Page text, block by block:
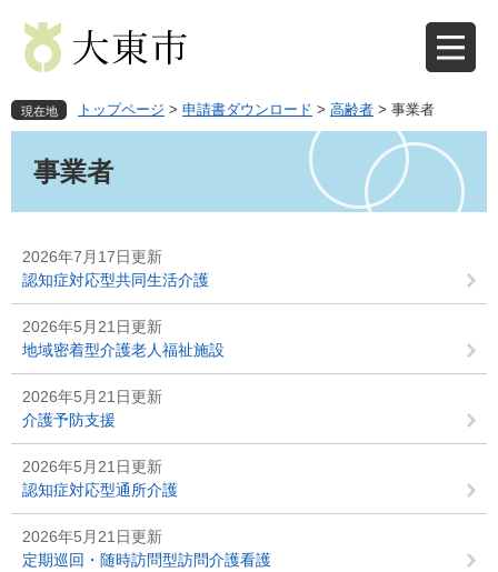
先
頭
を
飛
現在地 トップページ > 申請書ダウンロード > 高齢者 > 事業者
事業者
2026年7月17日更新
認知症対応型共同生活介護
2026年5月21日更新
地域密着型介護老人福祉施設
2026年5月21日更新
介護予防支援
2026年5月21日更新
認知症対応型通所介護
2026年5月21日更新
定期巡回・随時訪問型訪問介護看護